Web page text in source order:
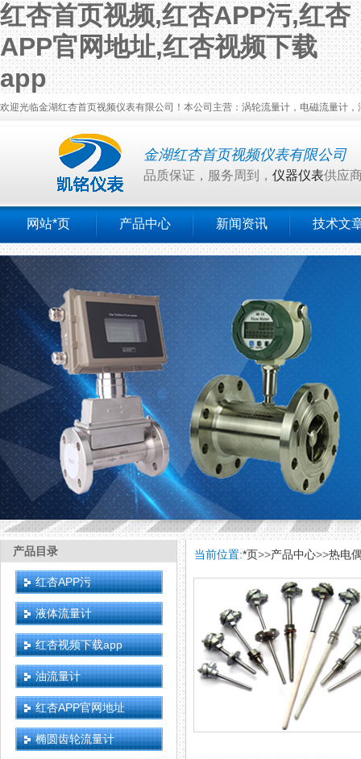
红杏首页视频,红杏APP污,红杏
APP官网地址,红杏视频下载
app
欢迎光临金湖红杏首页视频仪表有限公司！本公司主营：涡轮流量计，电磁流量计，
金湖红杏首页视频仪表有限公司
品质保证，服务周到， 仪器仪表供应
网站*页 产品中心 新闻资讯 技术文
产品目录
红杏APP污
液体流量计
红杏视频下载app
油流量计
红杏APP官网地址
椭圆齿轮流量计
当前位置:*页>>产品中心>>热电